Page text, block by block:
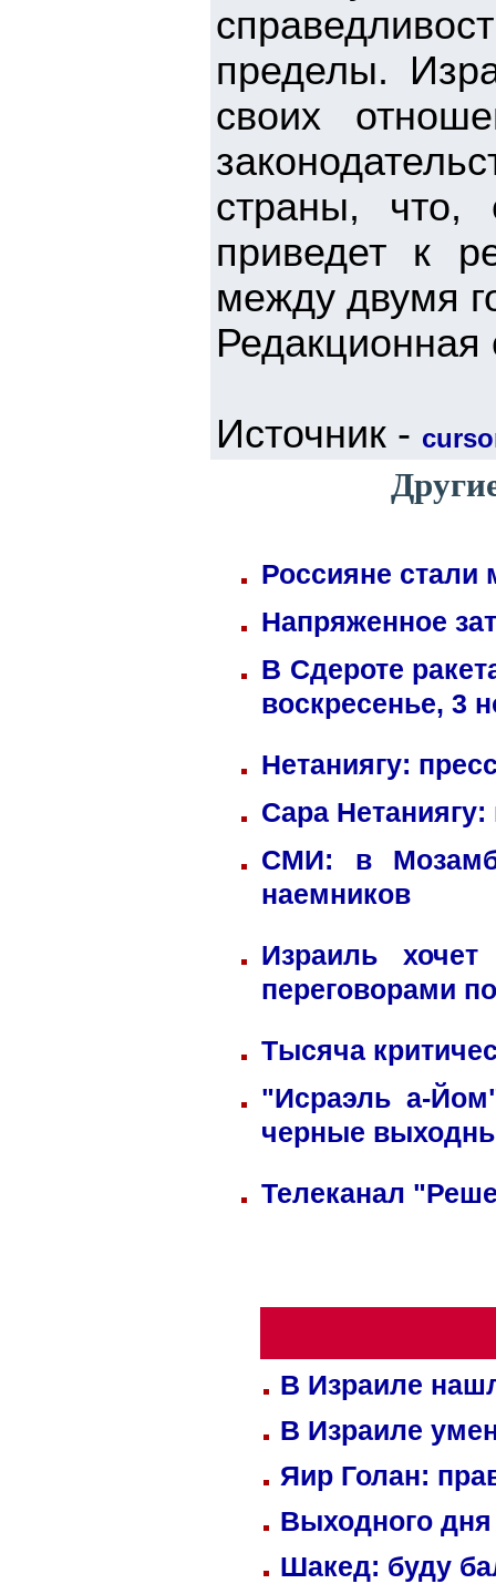
пределы.
своих
страны, что,
приведет к
между двумя
Редакционная
Источник -
Россияне стали
Напряженное
В Сдероте
воскресенье, 3
Нетаниягу:
Сара
СМИ: в
наемников
Израиль
переговорами
Тысяча
"Исраэль а-
черные
Телеканал
В Израиле
В Израиле
Яир Голан:
Выходного
Шакед: буду